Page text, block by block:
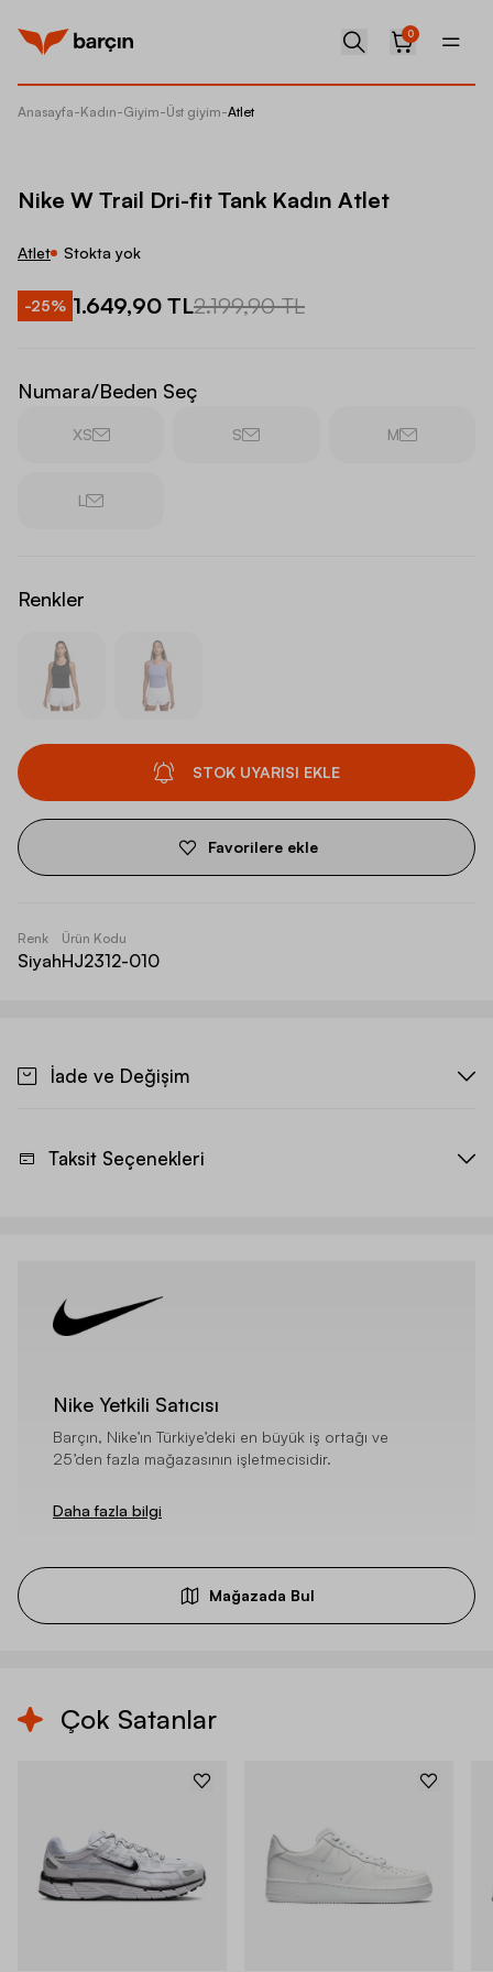
0
Anasayfa-Kadın-Giyim-Üst giyim-Atlet
Nike W Trail Dri-fit Tank Kadın Atlet
Atlet Stokta yok
-25% 1.649,90 TL2.199,90 TL
Numara/Beden Seç
XS S M
L
Renkler
STOK UYARISI EKLE
Favorilere ekle
Renk
Siyah
Ürün Kodu
HJ2312-010
İade ve Değişim
Taksit Seçenekleri
Nike Yetkili Satıcısı
Barçın, Nike’ın Türkiye’deki en büyük iş ortağı ve
25’den fazla mağazasının işletmecisidir.
Daha fazla bilgi
Mağazada Bul
Çok Satanlar